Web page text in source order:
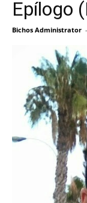
Epílogo
Bichos Administrator -